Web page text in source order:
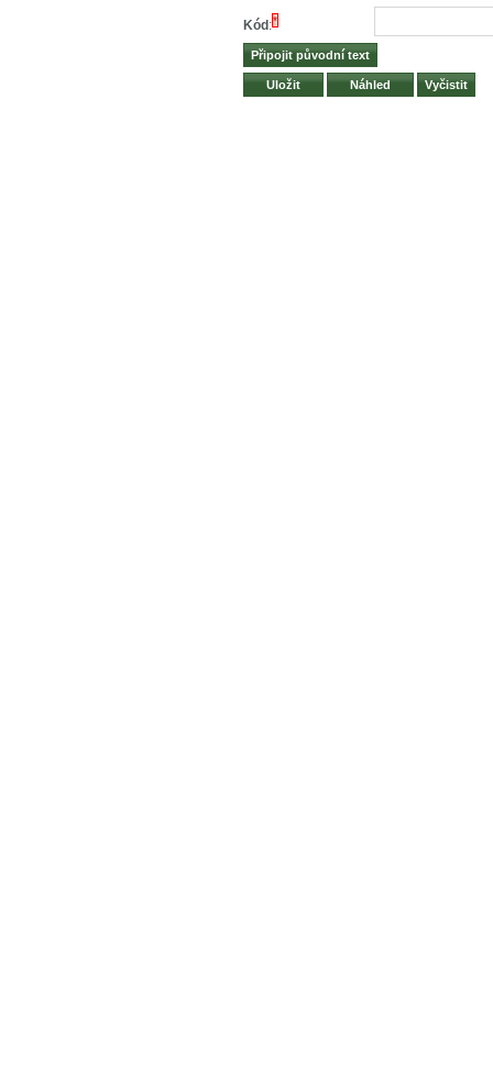
Kód :*